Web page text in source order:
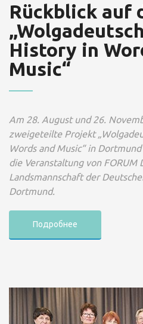
Rückblick auf
History in
Music“
Am 28. August und 26.
zweigeteilte Projekt
Words and Music“ in
die Veranstaltung von FORUM
Landsmannschaft der
Dortmund.
Подробнее